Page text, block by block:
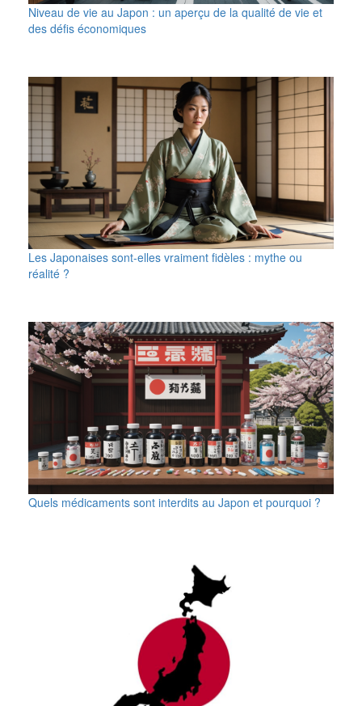
Niveau de vie au Japon : un aperçu de la qualité de vie et
des défis économiques
Les Japonaises sont-elles vraiment fidèles : mythe ou
réalité ?
Quels médicaments sont interdits au Japon et pourquoi ?